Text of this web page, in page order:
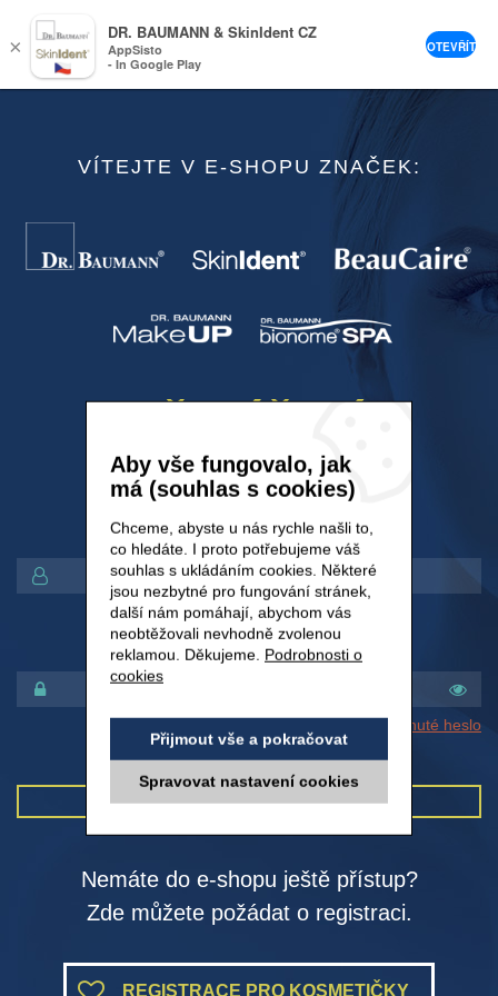
VÍTEJTE V E-SHOPU ZNAČEK:
přihlášení
UŽIVATELSKÉ JMÉNO
HESLO
Zapomenuté heslo
Přihlásit
Nemáte do e-shopu ještě přístup?
Zde můžete požádat o registraci.
REGISTRACE PRO KOSMETIČKY
Aby vše fungovalo, jak
má (souhlas s cookies)
Chceme, abyste u nás rychle našli to,
co hledáte. I proto potřebujeme váš
souhlas s ukládáním cookies. Některé
jsou nezbytné pro fungování stránek,
další nám pomáhají, abychom vás
neobtěžovali nevhodně zvolenou
reklamou. Děkujeme. Podrobnosti o
cookies
Spravovat nastavení cookies
Přijmout vše a pokračovat
×
DR. BAUMANN & SkinIdent CZ
AppSisto
- In Google Play
OTEVŘÍT